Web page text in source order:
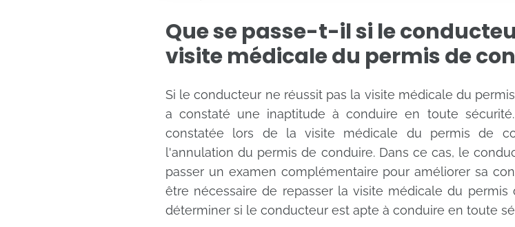
Que se passe-t-il si le
visite médicale du permis de
Si le conducteur ne réussit pas la visite médicale du
a constaté une inaptitude à conduire en toute
constatée lors de la visite médicale du permis de
l'annulation du permis de conduire. Dans ce cas, le
passer un examen complémentaire pour améliorer sa
être nécessaire de repasser la visite médicale du
déterminer si le conducteur est apte à conduire en toute